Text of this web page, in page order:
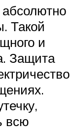
Такой
и
Защита
всю